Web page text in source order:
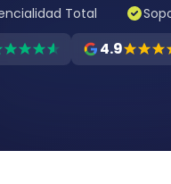
Total
4.9